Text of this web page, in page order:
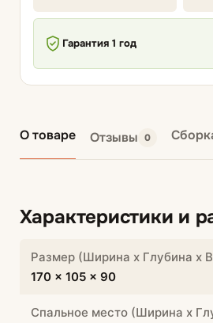
Гарантия 1 год
О товаре Отзывы 0
Характеристики и
Размер (Ширина х Глубина х
170 x 105 x 90
Спальное место (Ширина х